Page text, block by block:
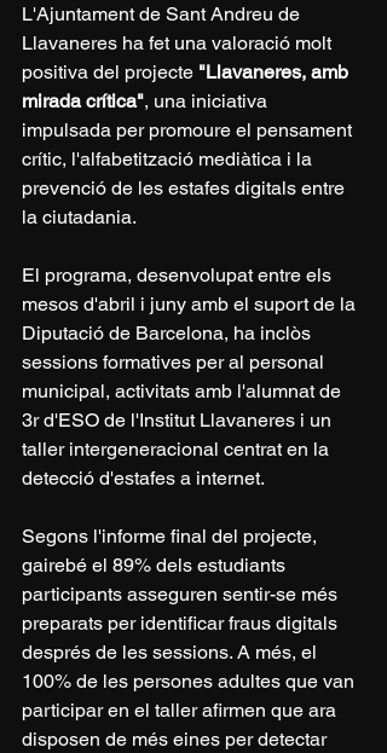
L'Ajuntament de Sant Andreu de
Llavaneres ha fet una valoració molt
positiva del projecte "Llavaneres, amb
mirada crítica", una iniciativa
impulsada per promoure el pensament
crític, l'alfabetització mediàtica i la
prevenció de les estafes digitals entre
la ciutadania.
El programa, desenvolupat entre els
mesos d'abril i juny amb el suport de la
Diputació de Barcelona, ha inclòs
sessions formatives per al personal
municipal, activitats amb l'alumnat de
3r d'ESO de l'Institut Llavaneres i un
taller intergeneracional centrat en la
detecció d'estafes a internet.
Segons l'informe final del projecte,
gairebé el 89% dels estudiants
participants asseguren sentir-se més
preparats per identificar fraus digitals
després de les sessions. A més, el
100% de les persones adultes que van
participar en el taller afirmen que ara
disposen de més eines per detectar